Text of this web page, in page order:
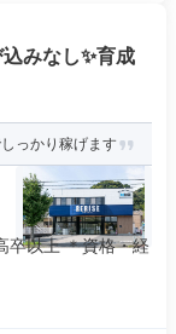
みなし✨育成
っかり稼げます
卒以上 ＊資格・経